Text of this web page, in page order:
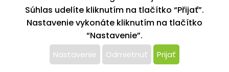
XML feed
Copyright © 2026, MFP paper s. r. o. | Všetky práva vyhradené
design by MFP
Tento web používa k poskytovaniu služieb,
Súhlas udelíte kliknutím na tlačítko “Přijať”.
Nastavenie vykonáte kliknutím na tlačítko
“Nastavenie”.
Nastavenie Odmietnuť Prijať